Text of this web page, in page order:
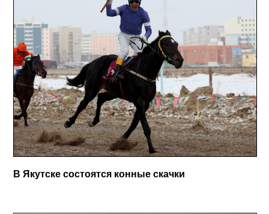
В Якутске состоятся конные скачки